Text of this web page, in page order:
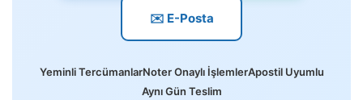
✉️ E-Posta
Yeminli TercümanlarNoter Onaylı İşlemlerApostil Uyumlu
Aynı Gün Teslim